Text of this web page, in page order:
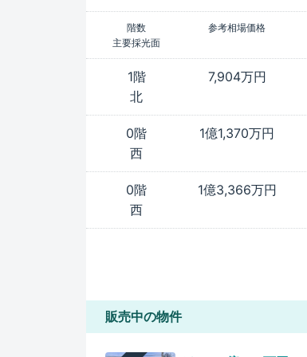
階数 参考相場価格
主要採光面
1階 7,904万円
北
0階 1億1,370万円
西
0階 1億3,366万円
西
販売中の物件